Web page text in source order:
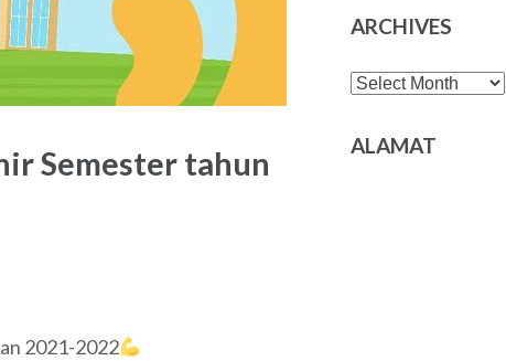
Semester tahun
2021-2022
ARCHIVES
Archives
ALAMAT